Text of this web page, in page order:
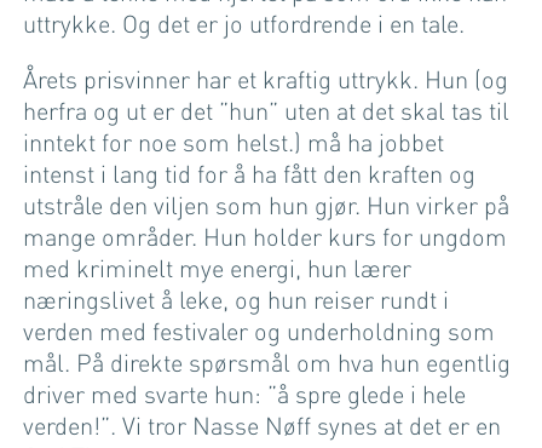
uttrykke. Og det er jo utfordrende i en tale.
Årets prisvinner har et kraftig uttrykk. Hun (og
herfra og ut er det ”hun” uten at det skal tas til
inntekt for noe som helst.) må ha jobbet
intenst i lang tid for å ha fått den kraften og
utstråle den viljen som hun gjør. Hun virker på
mange områder. Hun holder kurs for ungdom
med kriminelt mye energi, hun lærer
næringslivet å leke, og hun reiser rundt i
verden med festivaler og underholdning som
mål. På direkte spørsmål om hva hun egentlig
driver med svarte hun: ”å spre glede i hele
verden!”. Vi tror Nasse Nøff synes at det er en